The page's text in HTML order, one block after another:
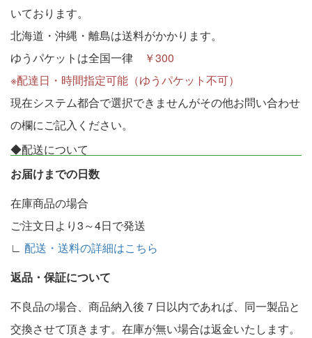
いております。
北海道・沖縄・離島は送料がかかります。
ゆうパケットは全国一律
￥300
※配達日・時間指定可能（ゆうパケット不可）
現在システム都合で選択できませんがその他お問い合わせ
の欄にご記入ください。
◆配送について
お届けまでの日数
在庫商品の場合
ご注文日より3～4日で発送
∟ 配送・送料の詳細はこちら
返品・保証について
不良品の場合、商品納入後７日以内であれば、同一製品と
交換させて頂きます。在庫が無い場合は返金いたします。